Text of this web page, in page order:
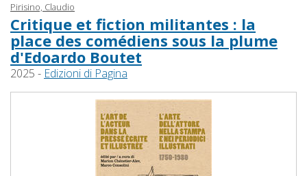
Pirisino, Claudio
Critique et fiction militantes : la
place des comédiens sous la plume
d'Edoardo Boutet
2025 - Edizioni di Pagina